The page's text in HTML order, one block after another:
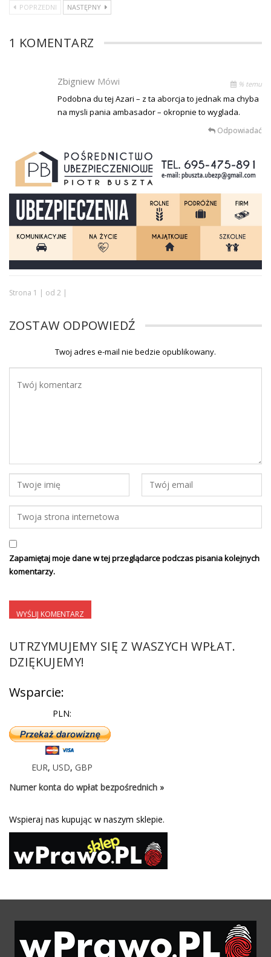
POPRZEDNI NASTĘPNY
1 KOMENTARZ
Zbigniew Mówi % temu
Podobna du tej Azari – z ta aborcja to jednak ma chyba
na mysli pania ambasador – okropnie to wyglada.
Odpowiadać
Strona 1 | od 2 |
ZOSTAW ODPOWIEDŹ
Twoj adres e-mail nie bedzie opublikowany.
Zapamiętaj moje dane w tej przeglądarce podczas pisania kolejnych
komentarzy.
UTRZYMUJEMY SIĘ Z WASZYCH WPŁAT.
DZIĘKUJEMY!
Wsparcie:
PLN:
EUR, USD, GBP
Numer konta do wpłat bezpośrednich »
Wspieraj nas kupując w naszym sklepie.